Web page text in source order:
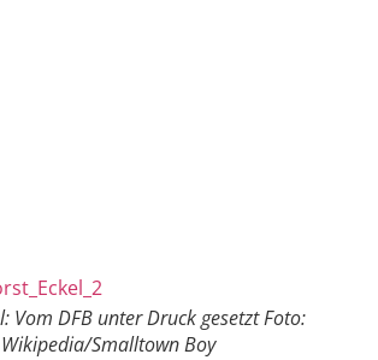
Vom DFB unter Druck gesetzt Foto:
Wikipedia/Smalltown Boy